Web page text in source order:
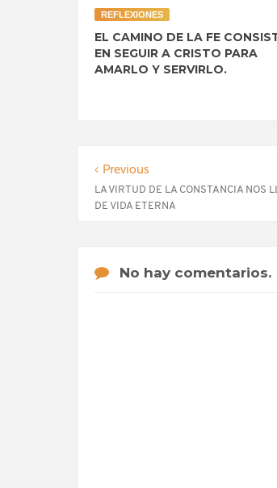
REFLEXIONES
EL CAMINO DE LA FE
EN SEGUIR A CRISTO PARA
AMARLO Y SERVIRLO.
Previous
LA VIRTUD DE LA CONSTANCIA NOS
DE VIDA ETERNA
No hay comentarios.